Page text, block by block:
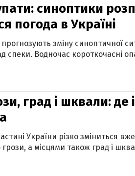
синоптики
погода в Україні
зміну синоптичної
спеки. Водночас короткочасні
град і шквали: де
України різко зміниться
а місцями також град і